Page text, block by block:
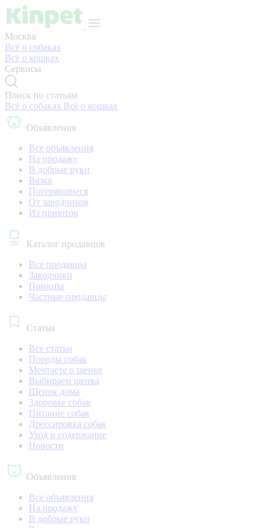
Москва
Всё о собаках
Всё о кошках
Сервисы
Поиск по статьям
Всё о собаках Всё о кошках
Объявления
Все объявления
На продажу
В добрые руки
Вязка
Потерявшиеся
От заводчиков
Из приютов
Каталог продавцов
Все продавцы
Заводчики
Приюты
Частные продавцы
Статьи
Все статьи
Породы собак
Мечтаете о щенке
Выбираем щенка
Щенок дома
Здоровье собак
Питание собак
Дрессировка собак
Уход и содержание
Новости
Объявления
Все объявления
На продажу
В добрые руки